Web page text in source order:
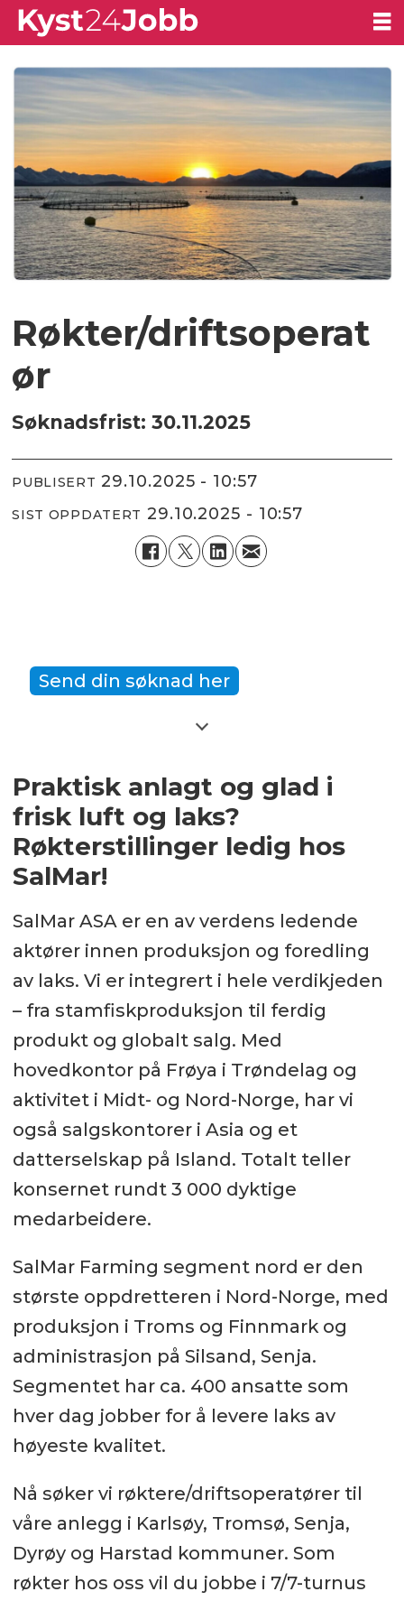
Røkter/driftsoperat
ør
Søknadsfrist: 30.11.2025
PUBLISERT 29.10.2025 - 10:57
SIST OPPDATERT 29.10.2025 - 10:57
Send din søknad her
30. november 2025
Arbeidssted:
Silsand
Nettside:
https://www.salmar.no/
Kontakt:
Regionleder Rolf Pedersen
Mobil: 97 70 19 17
Praktisk anlagt og glad i
frisk luft og laks?
Røkterstillinger ledig hos
SalMar!
SalMar ASA er en av verdens ledende
aktører innen produksjon og foredling
av laks. Vi er integrert i hele verdikjeden
– fra stamfiskproduksjon til ferdig
produkt og globalt salg. Med
hovedkontor på Frøya i Trøndelag og
aktivitet i Midt- og Nord-Norge, har vi
også salgskontorer i Asia og et
datterselskap på Island. Totalt teller
konsernet rundt 3 000 dyktige
medarbeidere.
SalMar Farming segment nord er den
største oppdretteren i Nord-Norge, med
produksjon i Troms og Finnmark og
administrasjon på Silsand, Senja.
Segmentet har ca. 400 ansatte som
hver dag jobber for å levere laks av
høyeste kvalitet.
Nå søker vi røktere/driftsoperatører til
våre anlegg i Karlsøy, Tromsø, Senja,
Dyrøy og Harstad kommuner. Som
røkter hos oss vil du jobbe i 7/7-turnus